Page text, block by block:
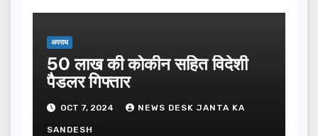
अपराध
50 लाख की कोकीन सहित विदेशी
पैडलर गिफ्तार
OCT 7, 2024 NEWS DESK JANTA KA
SANDESH